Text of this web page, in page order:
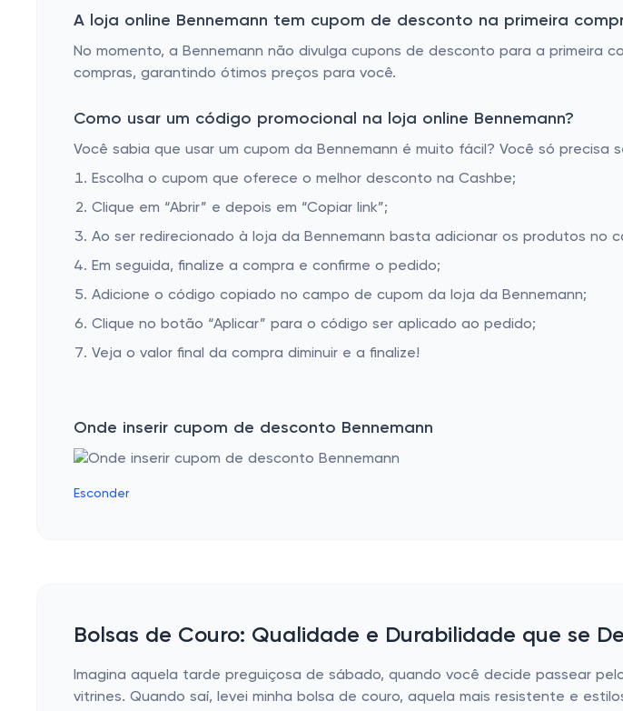
A loja online Bennemann tem cupom de desconto na primeira
No momento, a Bennemann não divulga cupons de desconto para a primeira
compras, garantindo ótimos preços para você.
Como usar um código promocional na loja online Bennemann?
Você sabia que usar um cupom da Bennemann é muito fácil? Você só precisa
Escolha o cupom que oferece o melhor desconto na Cashbe;
Clique em “Abrir” e depois em “Copiar link”;
Ao ser redirecionado à loja da Bennemann basta adicionar os produtos no
Em seguida, finalize a compra e confirme o pedido;
Adicione o código copiado no campo de cupom da loja da Bennemann;
Clique no botão “Aplicar” para o código ser aplicado ao pedido;
Veja o valor final da compra diminuir e a finalize!
Onde inserir cupom de desconto Bennemann
Esconder
Bolsas de Couro: Qualidade e Durabilidade que se
Imagina aquela tarde preguiçosa de sábado, quando você decide passear
vitrines. Quando saí, levei minha bolsa de couro, aquela mais resistente e